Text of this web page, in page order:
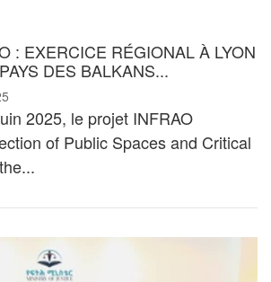
: EXERCICE RÉGIONAL À LYON
DES BALKANS...
2025, le projet INFRAO
of Public Spaces and Critical